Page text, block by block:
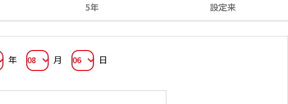
5年 設定来
年 08 月 06 日